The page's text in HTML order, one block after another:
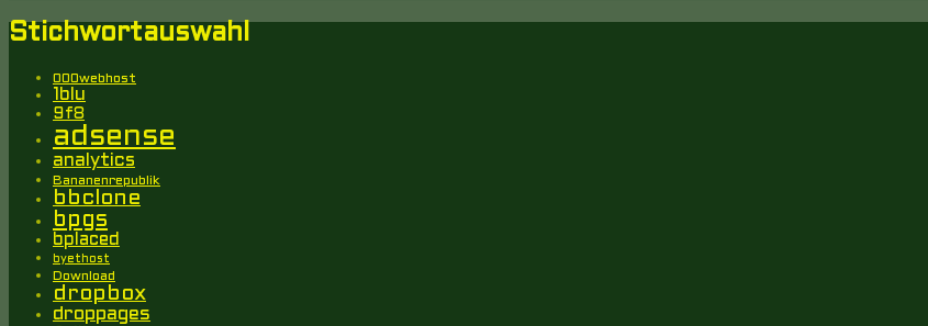
Stichwortauswahl
000webhost
1blu
9f8
adsense
analytics
Bananenrepublik
bbclone
bpgs
bplaced
byethost
Download
dropbox
droppages